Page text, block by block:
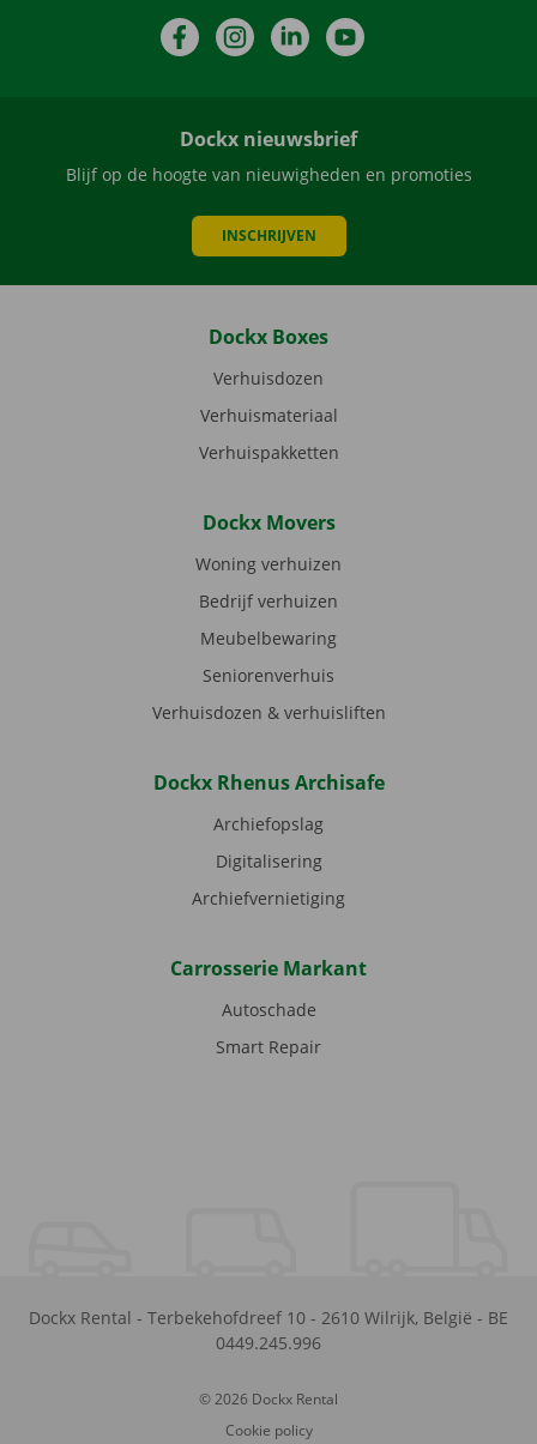
FacebookInstagramLinkedIn
Dockx nieuwsbrief
Blijf op de hoogte van nieuwigheden en promoties
INSCHRIJVEN
Dockx Boxes
Verhuisdozen
Verhuismateriaal
Verhuispakketten
Dockx Movers
Woning verhuizen
Bedrijf verhuizen
Meubelbewaring
Seniorenverhuis
Verhuisdozen & verhuisliften
Dockx Rhenus Archisafe
Archiefopslag
Digitalisering
Archiefvernietiging
Carrosserie Markant
Autoschade
Smart Repair
Dockx Rental - Terbekehofdreef 10 - 2610 Wilrijk, België - BE
0449.245.996
© 2026 Dockx Rental
Cookie policy